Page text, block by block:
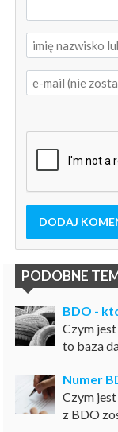
DODAJ
PODOBNE
BDO -
Czym
to baza
Numer
Czym
z BDO